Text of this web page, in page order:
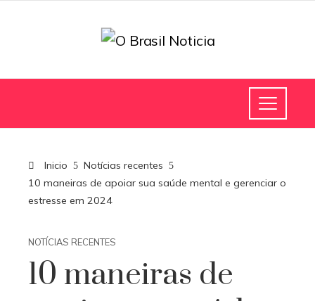
Inicio
Notícias recentes
10 maneiras de apoiar sua saúde mental e gerenciar o
estresse em 2024
NOTÍCIAS RECENTES
10 maneiras de